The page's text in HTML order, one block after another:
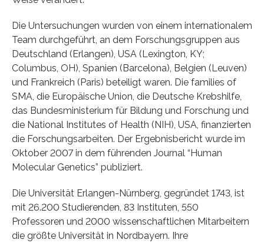
Die Untersuchungen wurden von einem internationalem
Team durchgeführt, an dem Forschungsgruppen aus
Deutschland (Erlangen), USA (Lexington, KY;
Columbus, OH), Spanien (Barcelona), Belgien (Leuven)
und Frankreich (Paris) beteiligt waren. Die families of
SMA, die Europäische Union, die Deutsche Krebshilfe,
das Bundesministerium für Bildung und Forschung und
die National Institutes of Health (NIH), USA, finanzierten
die Forschungsarbeiten. Der Ergebnisbericht wurde im
Oktober 2007 in dem führenden Journal “Human
Molecular Genetics” publiziert.
Die Universität Erlangen-Nürnberg, gegründet 1743, ist
mit 26.200 Studierenden, 83 Instituten, 550
Professoren und 2000 wissenschaftlichen Mitarbeitern
die größte Universität in Nordbayern. Ihre